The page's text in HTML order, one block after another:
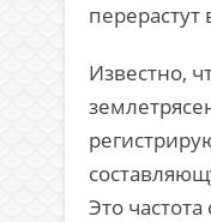
Известно,
Это